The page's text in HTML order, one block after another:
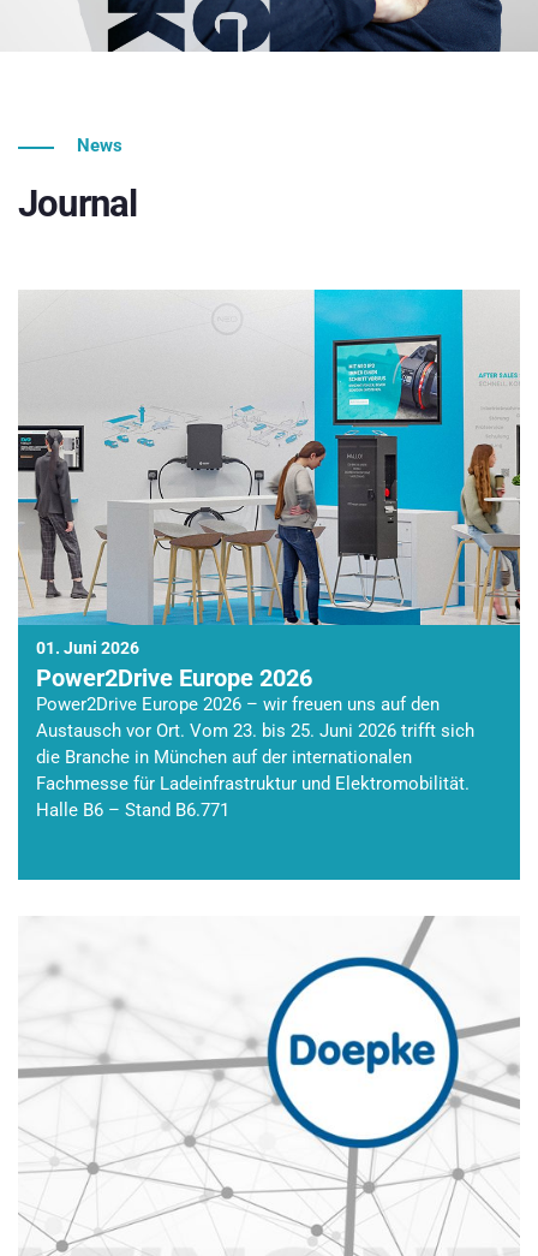
News
Journal
01. Juni 2026
Power2Drive Europe 2026
Power2Drive Europe 2026 – wir freuen uns auf den
Austausch vor Ort. Vom 23. bis 25. Juni 2026 trifft sich
die Branche in München auf der internationalen
Fachmesse für Ladeinfrastruktur und Elektromobilität.
Halle B6 – Stand B6.771